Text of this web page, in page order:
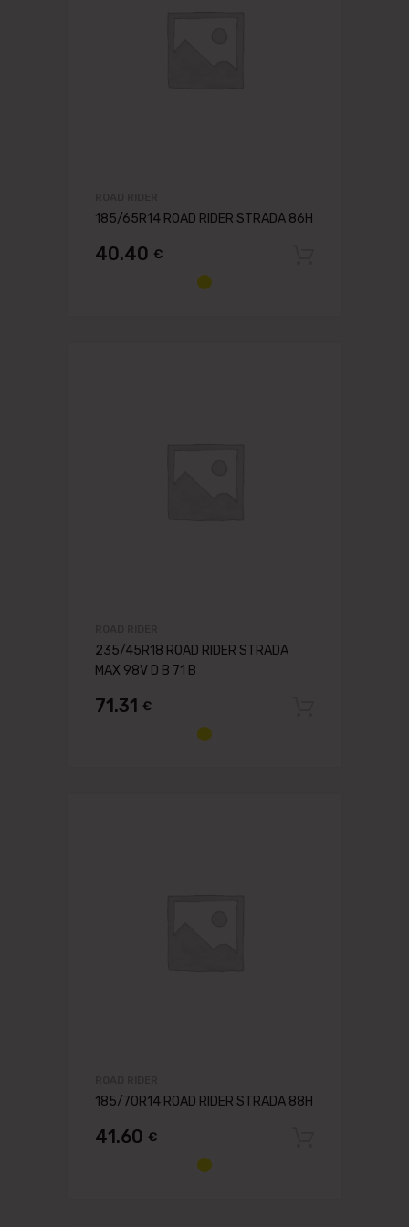
185/65R14 ROAD RIDER STRADA 86H
40.40 €
235/45R18 ROAD RIDER STRADA
MAX 98V D B 71 B
71.31 €
185/70R14 ROAD RIDER STRADA 88H
41.60 €